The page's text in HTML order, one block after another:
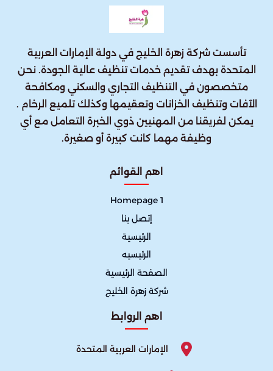
تأسست شركة زهرة الخليج في دولة الإمارات العربية
المتحدة بهدف تقديم خدمات تنظيف عالية الجودة. نحن
متخصصون في التنظيف التجاري والسكني ومكافحة
الآفات وتنظيف الخزانات وتعقيمها وكذلك تلميع الرخام .
يمكن لفريقنا من المهنيين ذوي الخبرة التعامل مع أي
وظيفة مهما كانت كبيرة أو صغيرة.
اهم القوائم
Homepage 1
إتصل بنا
الرئيسية
الرئيسيه
الصفحة الرئيسية
شركة زهرة الخليج
اهم الروابط
الإمارات العربية المتحدة